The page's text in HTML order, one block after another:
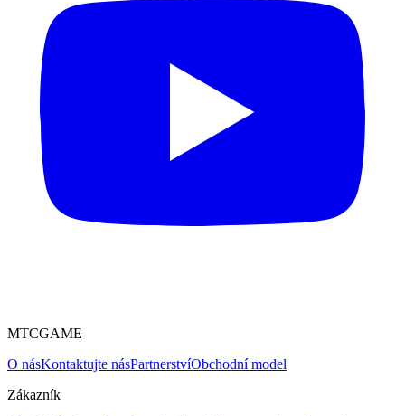
MTCGAME
O násKontaktujte násPartnerstvíObchodní model
Zákazník